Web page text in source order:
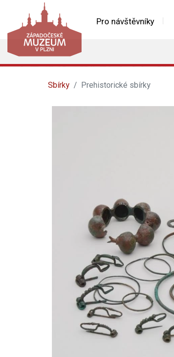
Pro návštěvníky
Sbírky Prehistorické sbírky